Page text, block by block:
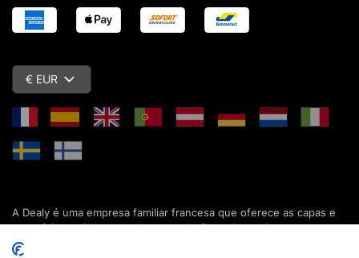
€ EUR
A Dealy é uma empresa familiar francesa que oferece as capas e
acessórios mais baratos do mercado. Descubra todas as nossas
colecções de capas, estojos, protecções de ecrã e acessórios